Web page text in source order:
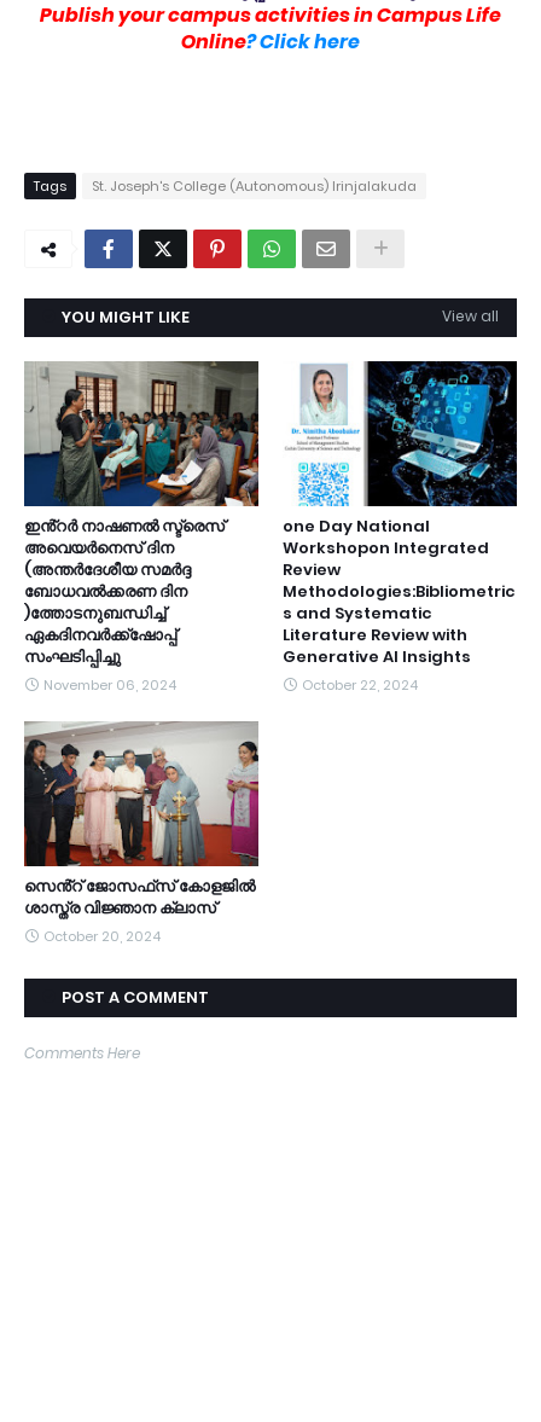
Publish your campus activities in Campus Life
Online? Click here
Tags St. Joseph's College (Autonomous) Irinjalakuda
YOU MIGHT LIKE View all
ഇൻ്റർ നാഷണൽ സ്ട്രെസ്
അവെയർനെസ് ദിന
(അന്തർദേശീയ സമർദ്ദ
ബോധവൽക്കരണ ദിന
)ത്തോടനുബന്ധിച്ച്
ഏകദിനവർക്ക്ഷോപ്പ്
സംഘടിപ്പിച്ചു
November 06, 2024
one Day National
Workshopon Integrated
Review
Methodologies:Bibliometric
s and Systematic
Literature Review with
Generative AI Insights
October 22, 2024
സെൻ്റ് ജോസഫ്‌സ് കോളജിൽ
ശാസ്ത്ര വിജ്ഞാന ക്ലാസ്
October 20, 2024
POST A COMMENT
Comments Here